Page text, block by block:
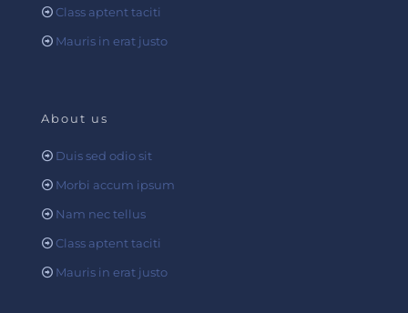
Class aptent taciti
Mauris in erat justo
About us
Duis sed odio sit
Morbi accum ipsum
Nam nec tellus
Class aptent taciti
Mauris in erat justo